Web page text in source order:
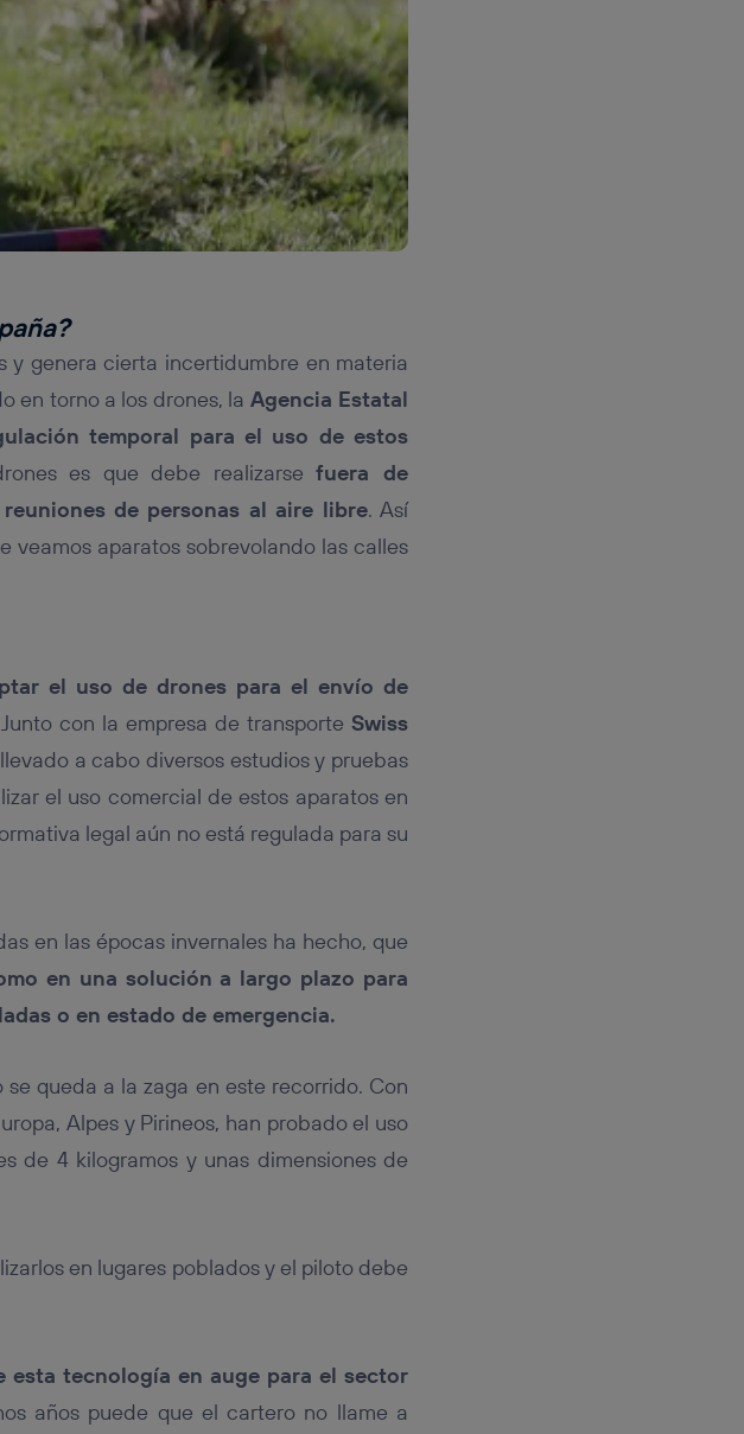
y genera cierta incertidumbre en materia
en torno a los drones, la Agencia Estatal
temporal para el uso de estos
es que debe realizarsefuera de
de personas al aire libre. Así
veamos aparatos sobrevolando las calles
el uso de drones para el envío de
Junto con la empresa de transporteSwiss
a cabo diversos estudios y pruebas
el uso comercial de estos aparatos en
legal aún no está regulada para su
en las épocas invernales ha hecho, que
en una solución a largo plazo para
o en estado de emergencia.
se queda a la zaga en este recorrido. Con
Alpes y Pirineos, han probado el uso
de 4 kilogramos y unas dimensiones de
en lugares poblados y el piloto debe
esta tecnología en auge para el sector
años puede que el cartero no llame a